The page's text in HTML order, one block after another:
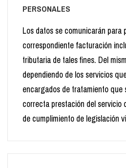
PERSONALES
Los datos se comunicarán para
correspondiente facturación
tributaria de tales fines. Del
dependiendo de los servicios
encargados de tratamiento
correcta prestación del
de cumplimiento de legislación